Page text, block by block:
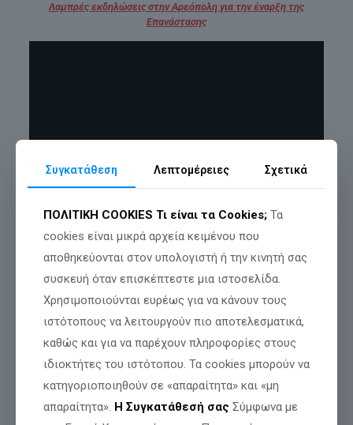
Λαμπρές εκδηλώσεις στην Αρεόπολη για την έναρξη της
Επανάστασης
Συγκατάθεση Λεπτομέρειες Σχετικά
ΠΟΛΙΤΙΚΗ COOKIES Τι είναι τα Cookies; Τα
cookies είναι μικρά αρχεία κειμένου που
αποθηκεύονται στον υπολογιστή ή την κινητή σας
συσκευή όταν επισκέπτεστε μια ιστοσελίδα.
Χρησιμοποιούνται ευρέως για να κάνουν τους
ιστότοπους να λειτουργούν πιο αποτελεσματικά,
καθώς και για να παρέχουν πληροφορίες στους
ιδιοκτήτες του ιστότοπου. Τα cookies μπορούν να
κατηγοριοποιηθούν σε «απαραίτητα» και «μη
απαραίτητα». Η Συγκατάθεσή σας Σύμφωνα με